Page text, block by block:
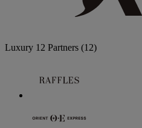
Luxury 12 Partners (12)